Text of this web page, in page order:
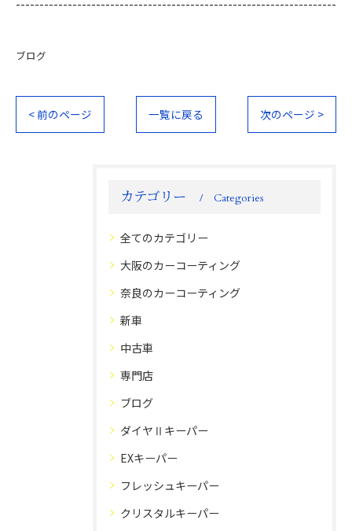
ブログ
< 前のページ 一覧に戻る 次のページ >
カテゴリー Categories
全てのカテゴリー
大阪のカーコーティング
奈良のカーコーティング
新車
中古車
専門店
ブログ
ダイヤⅡキーパー
EXキーパー
フレッシュキーパー
クリスタルキーパー